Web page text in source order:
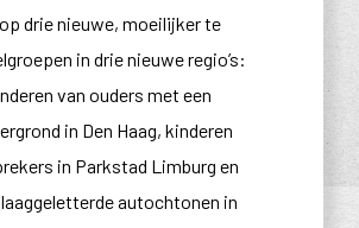
drie nieuwe, moeilijker te
in drie nieuwe regio’s:
van ouders met een
in Den Haag, kinderen
in Parkstad Limburg en
autochtonen in